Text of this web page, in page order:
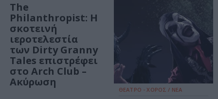
The
Philanthropist: Η
σκοτεινή
ιεροτελεστία
των Dirty Granny
Tales επιστρέφει
στο Arch Club –
Ακύρωση
ΘΕΑΤΡΟ - ΧΟΡΟΣ / ΝΕΑ